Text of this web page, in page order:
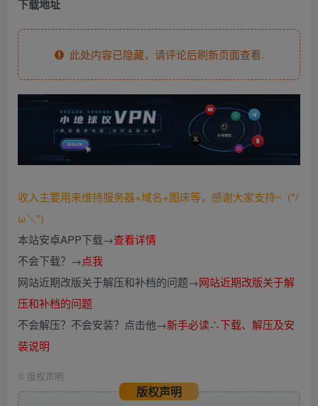
下载地址
此处内容已隐藏，请评论后刷新页面查看.
收入主要用来维持服务器+域名+图床等，感谢大家支持~ (*/
ω＼*)
本站安卓APP下载→查看详情
不会下载？→点我
网站近期改版关于解压和补档的问题→网站近期改版关于解
压和补档的问题
不会解压？不会安装？点击他→新手必读∴下载、解压及安
装说明
© 版权声明
版权声明